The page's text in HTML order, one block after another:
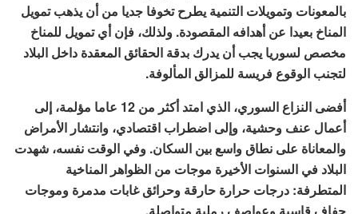
بالمعونات وتمويلات التنمية يطرح تخوفا جديا من أن يذهب تمويل
المناخ بعيدا عن أهدافه المقصودة. ولذلك، فإن أي تمويل للمناخ
مخصص لسوريا يجب أن يدرك بدقة الحقائق المعقدة داخل البلاد
لتجنب الوقوع فريسة للمزالق المألوفة.
أفضى النزاع السوري، الذي امتد أكثر من 12 عاما مؤلمة، إلى
أعمال عنف وحشية، وإلى اضطراب اقتصادي، وانتشار الأمراض
والمعاناة على نطاق واسع بين السكان. وفي الوقت نفسه، شهدت
البلاد في السنوات الأخيرة موجات من الظواهر المناخية
المتطرفة: درجات حرارة حارقة وحرائق غابات مدمرة وموجات
جفاف قاسية وعواصف رملية متواصلة.